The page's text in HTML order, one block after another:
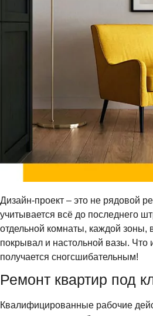
Дизайн-проект – это не рядовой
учитывается всё до последнего
отдельной комнаты, каждой зоны,
покрывал и настольной вазы. Что
получается сногсшибательным!
Ремонт квартир под
Квалифицированные рабочие